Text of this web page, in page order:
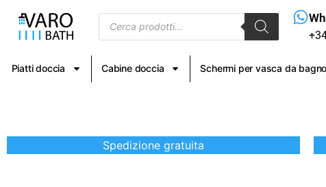
contenuto
Products
search
Piatti doccia Cabine doccia Schermi per vasca da bagno
Spedizione gratuita